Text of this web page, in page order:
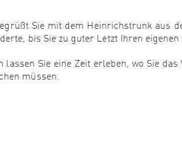
Sie mit dem Heinrichstrunk aus
bis Sie zu guter Letzt Ihren eigenen
Sie eine Zeit erleben, wo Sie
müssen.